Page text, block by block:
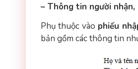
– Thông tin người nhận,
Phụ thuộc vào phiếu
bản gồm các thông tin